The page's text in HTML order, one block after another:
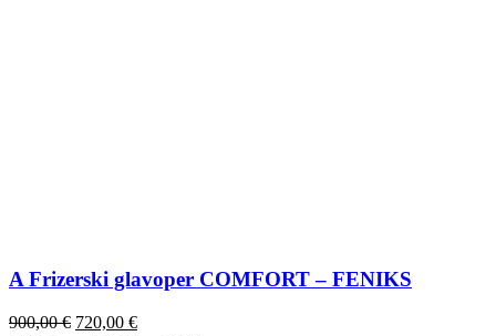
A Frizerski glavoper COMFORT – FENIKS
900,00€ 720,00 €